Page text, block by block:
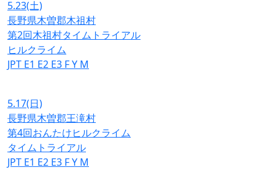
5.23(土)
長野県木曽郡木祖村
第2回木祖村タイムトライアル
ヒルクライム
JPT E1 E2 E3 FY M
5.17(日)
長野県木曽郡王滝村
第4回おんたけヒルクライム
タイムトライアル
JPT E1 E2 E3 FY M